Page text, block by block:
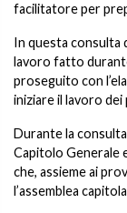
facilitatore per
In questa consulta
lavoro fatto
proseguito con
iniziare il lavoro dei
Durante la
Capitolo Generale
che, assieme ai
l’assemblea